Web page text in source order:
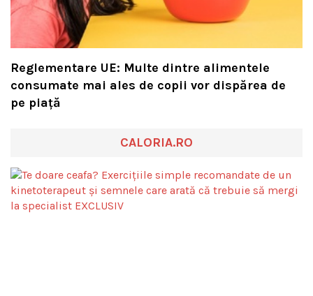
Reglementare UE: Multe dintre alimentele
consumate mai ales de copii vor dispărea de
pe piață
CALORIA.RO